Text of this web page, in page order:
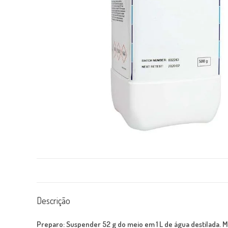
Descrição
Preparo:Suspender 52 g do meio em 1 L de água